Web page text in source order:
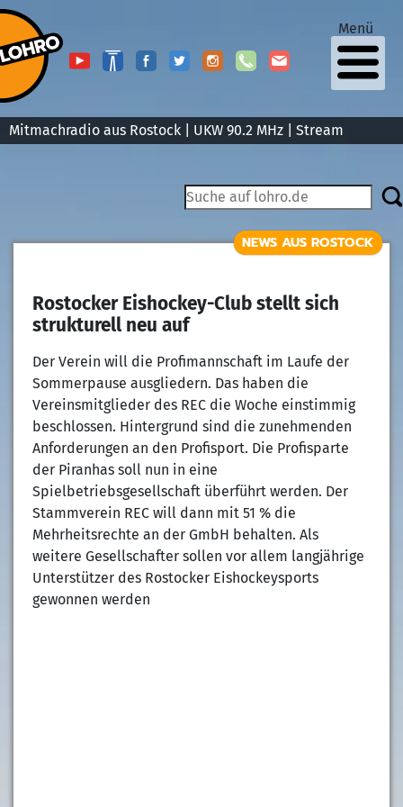
Mitmachradio aus Rostock | UKW 90.2 MHz | Stream
Menü
NEWS AUS ROSTOCK
Rostocker Eishockey-Club stellt sich
strukturell neu auf
Der Verein will die Profimannschaft im Laufe der
Sommerpause ausgliedern. Das haben die
Vereinsmitglieder des REC die Woche einstimmig
beschlossen. Hintergrund sind die zunehmenden
Anforderungen an den Profisport. Die Profisparte
der Piranhas soll nun in eine
Spielbetriebsgesellschaft überführt werden. Der
Stammverein REC will dann mit 51 % die
Mehrheitsrechte an der GmbH behalten. Als
weitere Gesellschafter sollen vor allem langjährige
Unterstützer des Rostocker Eishockeysports
gewonnen werden